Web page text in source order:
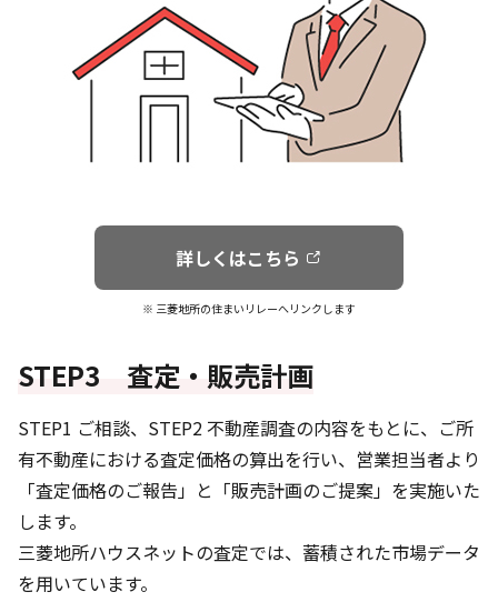
詳しくはこちら
※ 三菱地所の住まいリレーへリンクします
STEP3 査定・販売計画
STEP1 ご相談、STEP2 不動産調査の内容をもとに、ご所
有不動産における査定価格の算出を行い、営業担当者より
「査定価格のご報告」と「販売計画のご提案」を実施いた
します。
三菱地所ハウスネットの査定では、蓄積された市場データ
を用いています。